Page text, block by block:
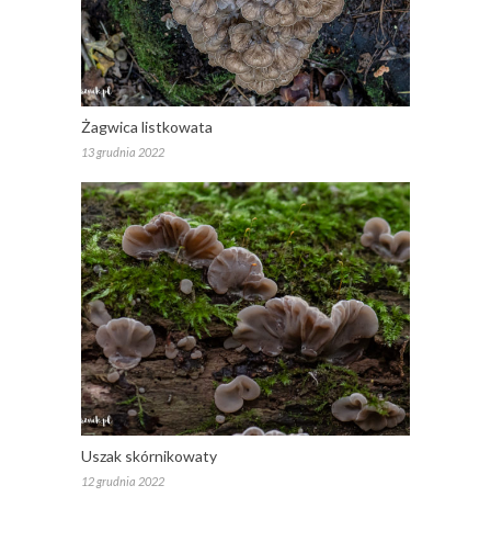
Żagwica listkowata
13 grudnia 2022
Uszak skórnikowaty
12 grudnia 2022